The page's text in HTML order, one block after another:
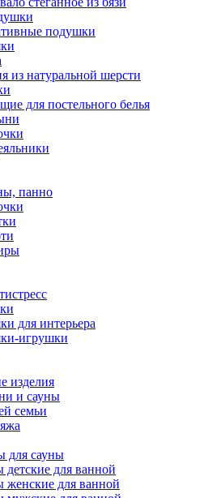
подушки
из натуральной шерсти
для постельного белья
панно
для интерьера
игрушки
изделия
и сауны
семьи
для сауны
детские для ванной
женские для ванной